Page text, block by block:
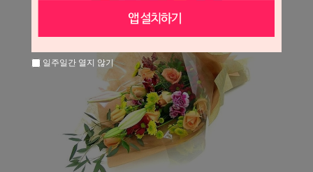
일주일간 열지 않기